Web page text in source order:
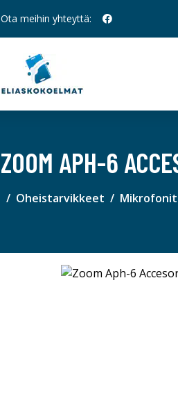
Ota meihin yhteyttä:
ZOOM APH-6
Oheistarvikkeet Mikrofonit